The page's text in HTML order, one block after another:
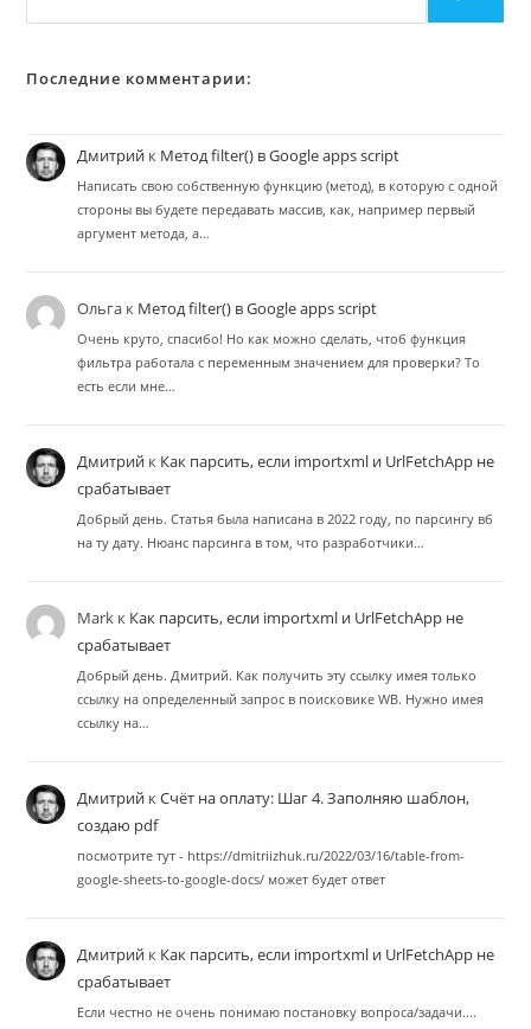
Последние комментарии:
Дмитрийк Метод filter() в Google apps script
Написать свою собственную функцию (метод), в которую с одной
стороны вы будете передавать массив, как, например первый
аргумент метода, а…
Ольгак Метод filter() в Google apps script
Очень круто, спасибо! Но как можно сделать, чтоб функция
фильтра работала с переменным значением для проверки? То
есть если мне…
Дмитрийк Как парсить, если importxml и UrlFetchApp не
срабатывает
Добрый день. Статья была написана в 2022 году, по парсингу вб
на ту дату. Нюанс парсинга в том, что разработчики…
Markк Как парсить, если importxml и UrlFetchApp не
срабатывает
Добрый день. Дмитрий. Как получить эту ссылку имея только
ссылку на определенный запрос в поисковике WB. Нужно имея
ссылку на…
ДмитрийкСчёт на оплату: Шаг 4. Заполняю шаблон,
создаю pdf
посмотрите тут - https://dmitriizhuk.ru/2022/03/16/table-from-
google-sheets-to-google-docs/ может будет ответ
Дмитрийк Как парсить, если importxml и UrlFetchApp не
срабатывает
Если честно не очень понимаю постановку вопроса/задачи....